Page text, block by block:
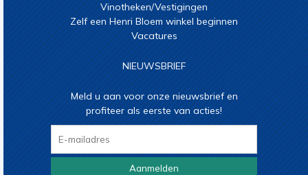
Vinotheken/Vestigingen
Zelf een Henri Bloem winkel beginnen
Vacatures
NIEUWSBRIEF
Meld u aan voor onze nieuwsbrief en
profiteer als eerste van acties!
Aanmelden